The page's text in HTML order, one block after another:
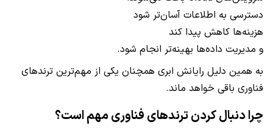
دسترسی به اطلاعات آسان‌تر شود
هزینه‌ها کاهش پیدا کند
و مدیریت داده‌ها بهینه‌تر انجام شود.
به همین دلیل رایانش ابری همچنان یکی از مهم‌ترین ترندهای
فناوری باقی خواهد ماند.
چرا دنبال کردن ترندهای فناوری مهم است؟